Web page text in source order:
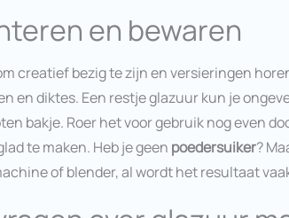
en bewaren
creatief bezig te zijn en versieringen
en diktes. Een restje glazuur kun je
bakje. Roer het voor gebruik nog even
te maken. Heb je geen poedersuiker?
of blender, al wordt het resultaat